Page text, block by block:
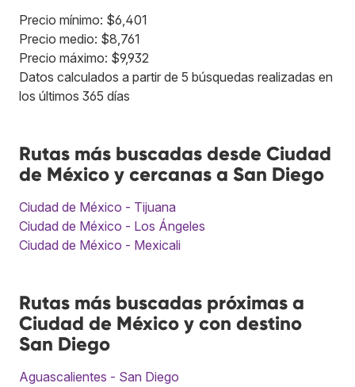
Precio mínimo: $6,401
Precio medio: $8,761
Precio máximo: $9,932
Datos calculados a partir de 5 búsquedas realizadas en
los últimos 365 días
Rutas más buscadas desde Ciudad
de México y cercanas a San Diego
Ciudad de México - Tijuana
Ciudad de México - Los Ángeles
Ciudad de México - Mexicali
Rutas más buscadas próximas a
Ciudad de México y con destino
San Diego
Aguascalientes - San Diego